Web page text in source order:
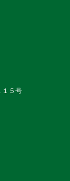
１５号